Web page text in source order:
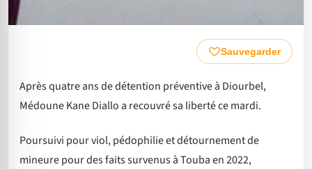
Sauvegarder
Après quatre ans de détention préventive à Diourbel,
Médoune Kane Diallo a recouvré sa liberté ce mardi.
Poursuivi pour viol, pédophilie et détournement de
mineure pour des faits survenus à Touba en 2022,